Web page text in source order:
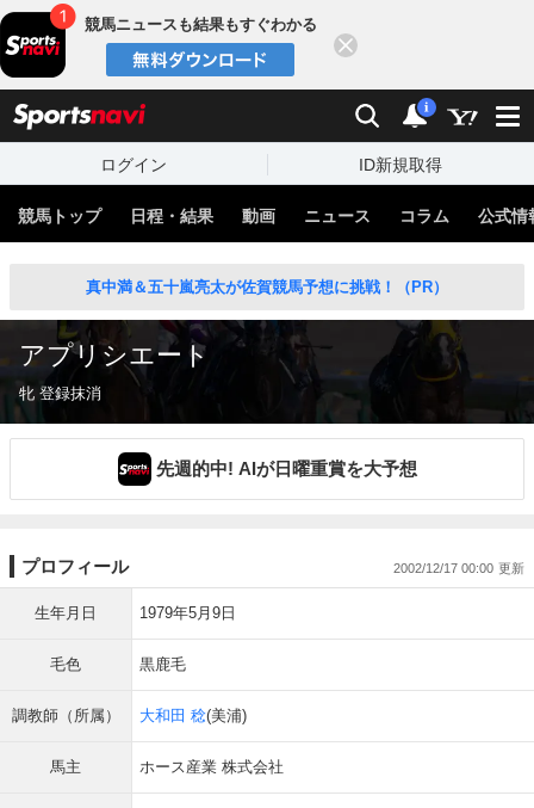
競馬ニュースも結果もすぐわかる
検索 通知
i
ログイン ID新規取得
競馬トップ 日程・結果 動画 ニュース コラム 公式情
真中満＆五十嵐亮太が佐賀競馬予想に挑戦！（PR）
アプリシエート
牝 登録抹消
先週的中! AIが日曜重賞を大予想
プロフィール 2002/12/17 00:00
生年月日 1979年5月9日
毛色 黒鹿毛
調教師（所属） 大和田 稔(美浦)
馬主 ホース産業 株式会社